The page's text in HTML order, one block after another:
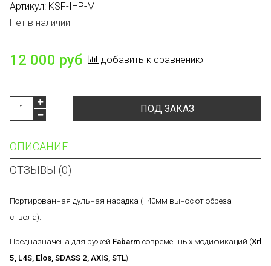
Артикул: KSF-IHP-M
Нет в наличии
12 000 руб добавить к сравнению
ПОД ЗАКАЗ
ОПИСАНИЕ
ОТЗЫВЫ (0)
Портированная дульная насадка (+40мм вынос от обреза
ствола).
Предназначена для ружей Fabarm современных модификаций (Xrl
5, L4S, Elos, SDASS 2, AXIS, STL).